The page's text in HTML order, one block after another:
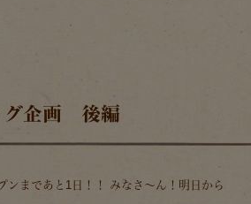
グ企画 後編
ンまであと1日！！ みなさ～ん！明日から